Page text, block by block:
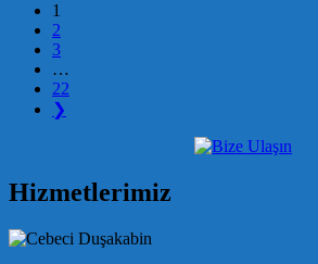
1
2
3
…
22
❯
Hizmetlerimiz